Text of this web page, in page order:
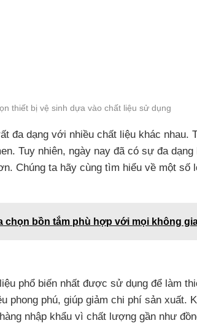
thiết bị vệ sinh dựa vào chất liệu sử dụng
đa dạng với nhiều chất liệu khác nhau.
Tuy nhiên, ngày nay đã có sự đa dạng
Chúng ta hãy cùng tìm hiểu về một số
chọn bồn tắm phù hợp với mọi không
phổ biến nhất được sử dụng để làm
phong phú, giúp giảm chi phí sản xuất.
nhập khẩu vì chất lượng gần như